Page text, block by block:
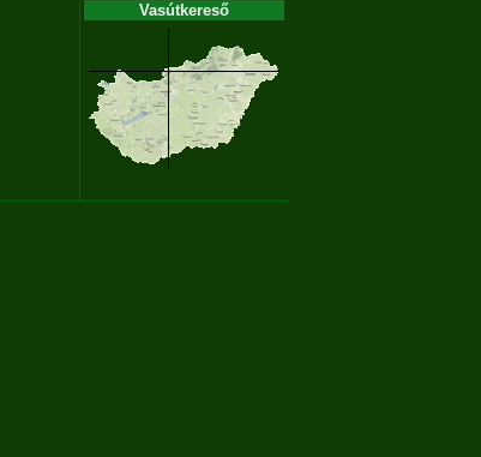
Vasútkereső